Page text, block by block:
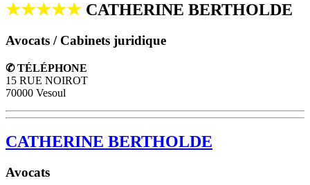
★★★★★ CATHERINE BERTHOLDE
Avocats / Cabinets juridique
✆ TÉLÉPHONE
15 RUE NOIROT
70000 Vesoul
CATHERINE BERTHOLDE
Avocats